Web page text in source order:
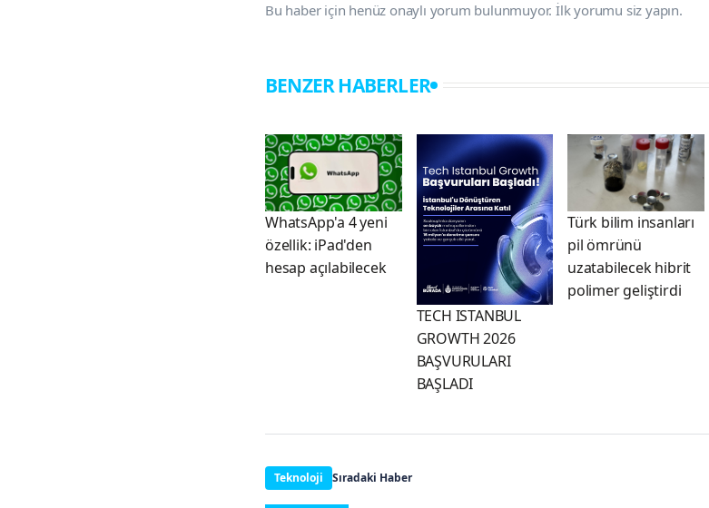
Bu haber için henüz onaylı yorum bulunmuyor. İlk yorumu siz yapın.
BENZER HABERLER
WhatsApp'a 4 yeni
özellik: iPad'den
hesap açılabilecek
TECH ISTANBUL
GROWTH 2026
BAŞVURULARI
BAŞLADI
Türk bilim insanları
pil ömrünü
uzatabilecek hibrit
polimer geliştirdi
Teknoloji Sıradaki Haber